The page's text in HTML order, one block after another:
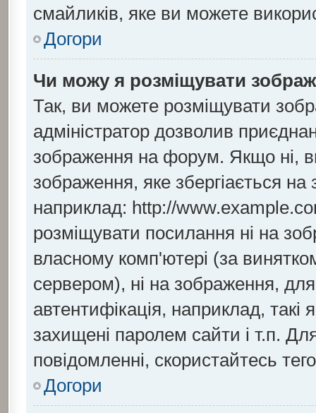
смайликів, яке ви можете
Догори
Чи можу я розміщувати
Так, ви можете розміщувати
адміністратор дозволив
зображення на форум. Якщо ні,
зображення, яке збергіається
наприклад: http://
розміщувати посилання ні на
власному комп'ютері (за
сервером), ні на зображення,
автентифікація, наприклад,
захищені паролем сайти і т.п.
повідомленні, скористайтесь
Догори